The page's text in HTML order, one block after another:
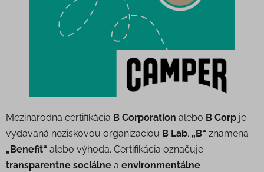
Mezinárodná certifikácia B Corporation alebo B Corp je
vydávaná neziskovou organizáciou B Lab. „B“ znamená
„Benefit“ alebo výhoda. Certifikácia označuje
transparentne sociálne a environmentálne